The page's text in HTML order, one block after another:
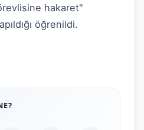
hakaret"
öğrenildi.